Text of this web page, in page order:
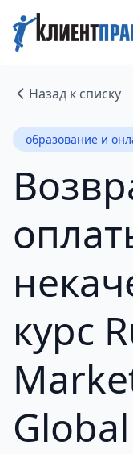
Назад к списку
образование и
курс